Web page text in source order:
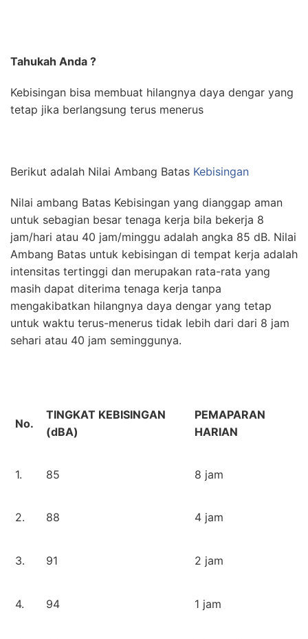
Tahukah Anda ?
Kebisingan bisa membuat hilangnya daya dengar yang
tetap jika berlangsung terus menerus
Berikut adalah Nilai Ambang Batas Kebisingan
Nilai ambang Batas Kebisingan yang dianggap aman
untuk sebagian besar tenaga kerja bila bekerja 8
jam/hari atau 40 jam/minggu adalah angka 85 dB. Nilai
Ambang Batas untuk kebisingan di tempat kerja adalah
intensitas tertinggi dan merupakan rata-rata yang
masih dapat diterima tenaga kerja tanpa
mengakibatkan hilangnya daya dengar yang tetap
untuk waktu terus-menerus tidak lebih dari dari 8 jam
sehari atau 40 jam seminggunya.
No.
TINGKAT KEBISINGAN
(dBA)
PEMAPARAN
HARIAN
1. 85 8 jam
2. 88 4 jam
3. 91 2 jam
4. 94 1 jam